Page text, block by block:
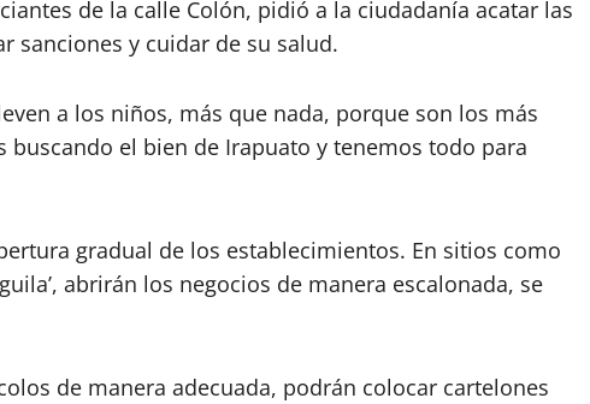
de la calle Colón, pidió a la ciudadanía acatar las
sanciones y cuidar de su salud.
a los niños, más que nada, porque son los más
el bien de Irapuato y tenemos todo para
gradual de los establecimientos. En sitios como
abrirán los negocios de manera escalonada, se
de manera adecuada, podrán colocar cartelones